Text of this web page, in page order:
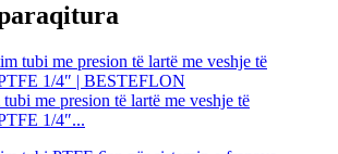
me presion të lartë me veshje të
1/4″...